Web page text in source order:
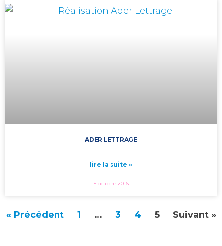
ADER LETTRAGE
lire la suite »
5 octobre 2016
« Précédent 1 … 3 4 5 Suivant »